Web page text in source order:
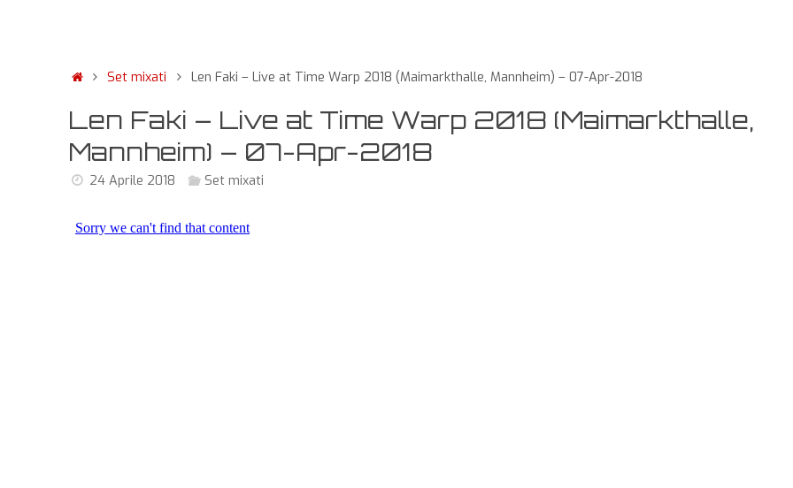
Set mixati Len Faki – Live at Time Warp 2018 (Maimarkthalle, Mannheim) – 07-Apr-2018
Len Faki – Live at Time Warp 2018 (Maimarkthalle,
Mannheim) – 07-Apr-2018
24 Aprile 2018 Set mixati